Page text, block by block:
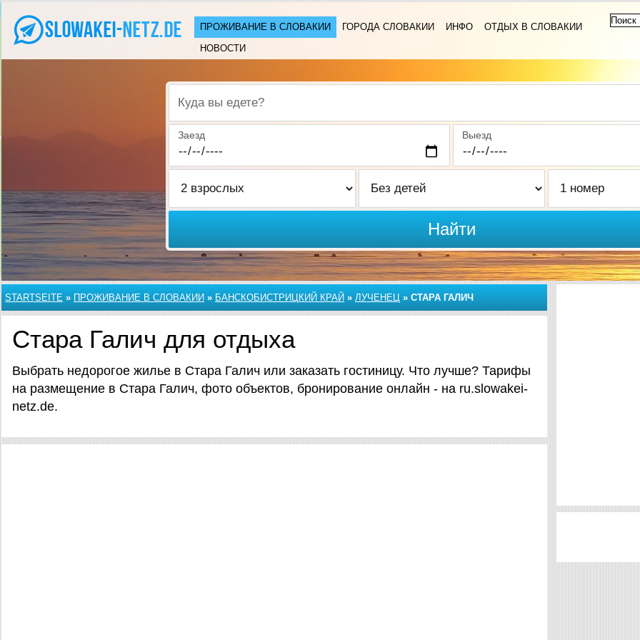
ПРОЖИВАНИЕ В СЛОВАКИИ ГОРОДА СЛОВАКИИ ИНФО
ОТДЫХ В СЛОВАКИИ
НОВОСТИ
Куда вы едете?
Заезд Выезд
Найти
STARTSEITE » ПРОЖИВАНИЕ В СЛОВАКИИ » БАНСКОБИСТРИЦКИЙ КРАЙ » ЛУЧЕНЕЦ » СТАРА ГАЛИЧ
Стара Галич для отдыха
Выбрать недорогое жилье в Стара Галич или заказать гостиницу. Что лучше? Тарифы
на размещение в Стара Галич, фото объектов, бронирование онлайн - на ru.slowakei-
netz.de.